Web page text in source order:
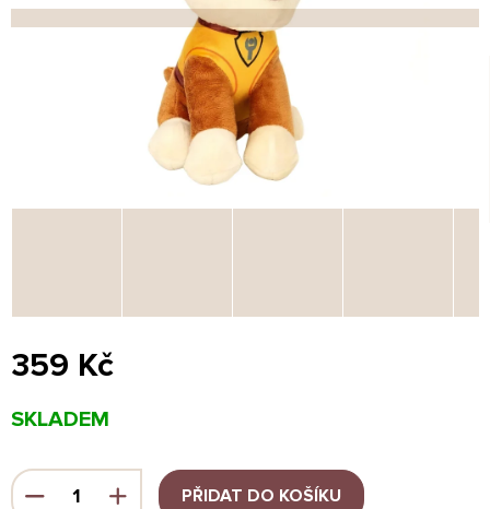
HVĚZDIČEK.
359 Kč
cena:
SKLADEM
PŘIDAT DO KOŠÍKU